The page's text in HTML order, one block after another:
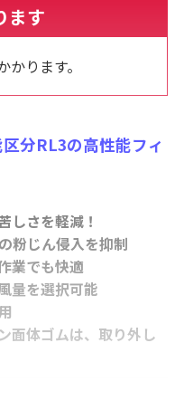
ます
ります。
分RL3の高性能フィ
しさを軽減！
粉じん侵入を抑制
業でも快適
量を選択可能
面体ゴムは、取り外し